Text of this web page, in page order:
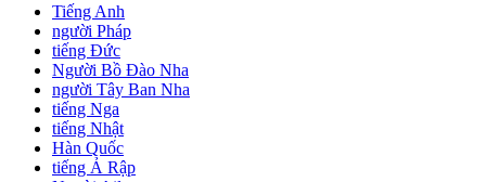
Tiếng Anh
người Pháp
tiếng Đức
Người Bồ Đào Nha
người Tây Ban Nha
tiếng Nga
tiếng Nhật
Hàn Quốc
tiếng Ả Rập